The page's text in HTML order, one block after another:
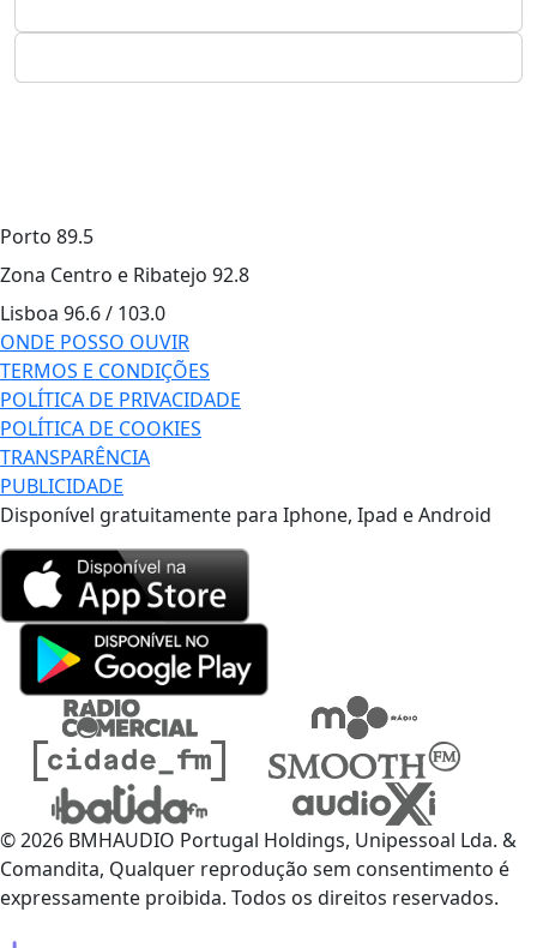
Porto 89.5
Zona Centro e Ribatejo 92.8
Lisboa 96.6 / 103.0
ONDE POSSO OUVIR
TERMOS E CONDIÇÕES
POLÍTICA DE PRIVACIDADE
POLÍTICA DE COOKIES
TRANSPARÊNCIA
PUBLICIDADE
Disponível gratuitamente para Iphone, Ipad e Android
© 2026 BMHAUDIO Portugal Holdings, Unipessoal Lda. &
Comandita, Qualquer reprodução sem consentimento é
expressamente proibida. Todos os direitos reservados.